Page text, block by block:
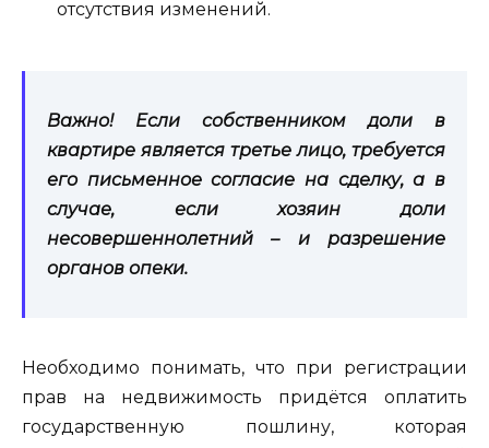
отсутствия изменений.
Важно! Если собственником доли в
квартире является третье лицо, требуется
его письменное согласие на сделку, а в
случае, если хозяин доли
несовершеннолетний – и разрешение
органов опеки.
Необходимо понимать, что при регистрации
прав на недвижимость придётся оплатить
государственную пошлину, которая